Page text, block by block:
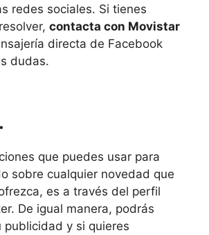
redes sociales. Si tienes
contacta con Movistar
directa de Facebook
dudas.
que puedes usar para
sobre cualquier novedad que
es a través del perfil
De igual manera, podrás
y si quieres